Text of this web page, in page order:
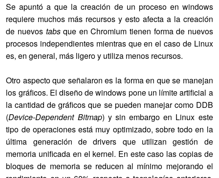
Se apuntó a que la creación de un proceso en windows
requiere muchos más recursos y esto afecta a la creación
de nuevostabsque en Chromium tienen forma de nuevos
procesos independientes mientras que en el caso de Linux
es, en general, más ligero y utiliza menos recursos.
Otro aspecto que señalaron es la forma en que se manejan
los gráficos. El diseño de windows pone un límite artificial a
la cantidad de gráficos que se pueden manejar como DDB
(Device-Dependent Bitmap) y sin embargo en Linux este
tipo de operaciones está muy optimizado, sobre todo en la
última generación de drivers que utilizan gestión de
memoria unificada en el kernel. En este caso las copias de
bloques de memoria se reducen al mínimo mejorando el